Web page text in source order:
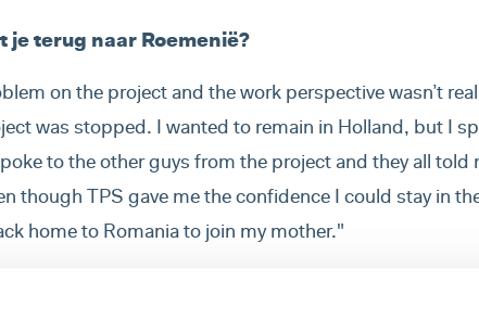
je terug naar Roemenië?
on the project and the work perspective wasn’t
was stopped. I wanted to remain in Holland, but I
to the other guys from the project and they all told
though TPS gave me the confidence I could stay in
home to Romania to join my mother."